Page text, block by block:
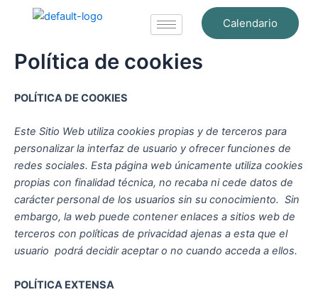
Calendario
Política de cookies
POLÍTICA DE COOKIES
Este Sitio Web utiliza cookies propias y de terceros para
personalizar la interfaz de usuario y ofrecer funciones de
redes sociales. Esta página web únicamente utiliza cookies
propias con finalidad técnica, no recaba ni cede datos de
carácter personal de los usuarios sin su conocimiento. Sin
embargo, la web puede contener enlaces a sitios web de
terceros con políticas de privacidad ajenas a esta que el
usuario podrá decidir aceptar o no cuando acceda a ellos.
POLÍTICA EXTENSA